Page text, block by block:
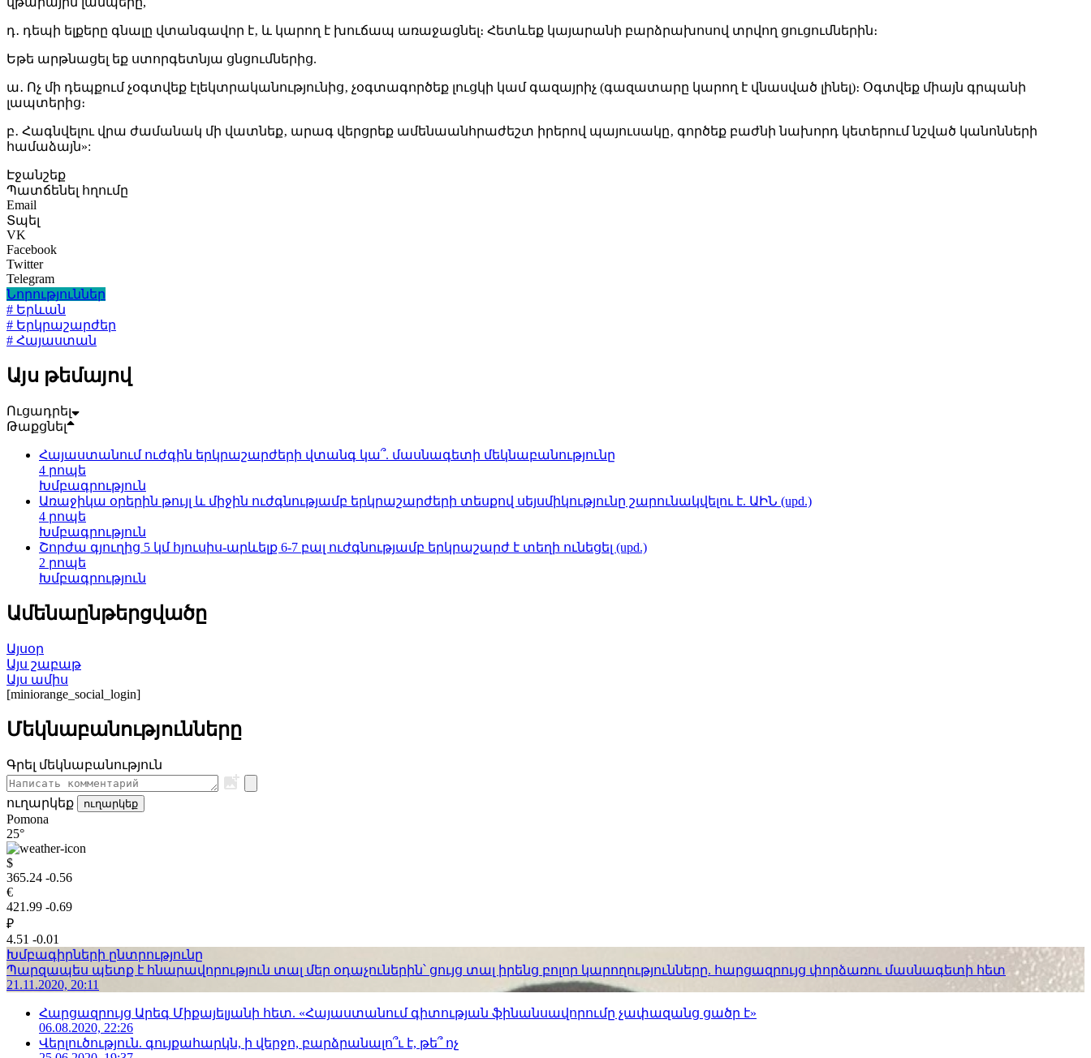
դ․ դեպի ելքերը գնալը վտանգավոր է‚ և կարող է խուճապ առաջացնել։ Հետևեք կայարանի բարձրախոսով տրվող ցուցումներին։
Եթե արթնացել եք ստորգետնյա ցնցումներից.
ա․ Ոչ մի դեպքում չօգտվեք էլեկտրականությունից‚ չօգտագործեք լուցկի կամ գազայրիչ (գազատարը կարող է վնասված լինել)։ Օգտվեք միայն գրպանի
լապտերից։
բ․ Հագնվելու վրա ժամանակ մի վատնեք‚ արագ վերցրեք ամենաանհրաժեշտ իրերով պայուսակը‚ գործեք բաժնի նախորդ կետերում նշված կանոնների
համաձայն»:
Էջանշեք
Պատճենել հղումը
Email
Տպել
VK
Facebook
Twitter
Telegram
Նորություններ
# Երևան
# Երկրաշարժեր
# Հայաստան
Այս թեմայով
Ուցադրել
Թաքցնել
Հայաստանում ուժգին երկրաշարժերի վտանգ կա՞. մասնագետի մեկնաբանությունը
4 րոպե
Խմբագրություն
Առաջիկա օրերին թույլ և միջին ուժգնությամբ երկրաշարժերի տեսքով սեյսմիկությունը շարունակվելու է. ԱԻՆ (upd.)
4 րոպե
Խմբագրություն
Շորժա գյուղից 5 կմ հյուսիս-արևելք 6-7 բալ ուժգնությամբ երկրաշարժ է տեղի ունեցել (upd.)
2 րոպե
Խմբագրություն
Ամենաընթերցվածը
Այսօր
Այս շաբաթ
Այս ամիս
[miniorange_social_login]
Մեկնաբանությունները
Գրել մեկնաբանություն
ուղարկեք ուղարկեք
Pomona
25°
$
365.24 -0.56
€
421.99 -0.69
₽
4.51 -0.01
Խմբագիրների ընտրությունը
Պարզապես պետք է հնարավորություն տալ մեր օդաչուներին՝ ցույց տալ իրենց բոլոր կարողությունները. հարցազրույց փորձառու մասնագետի հետ
21.11.2020, 20:11
Հարցազրույց Արեգ Միքայելյանի հետ. «Հայաստանում գիտության ֆինանսավորումը չափազանց ցածր է»
06.08.2020, 22:26
Վերլուծություն. գույքահարկն, ի վերջո, բարձրանալո՞ւ է, թե՞ ոչ